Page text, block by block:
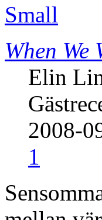
When We
Elin
2008-
1